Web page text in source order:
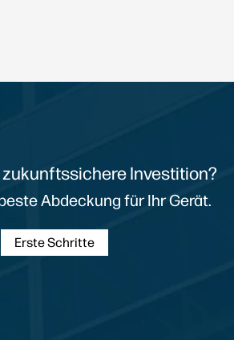
Investition?
Abdeckung für Ihr Gerät.
Erste Schritte